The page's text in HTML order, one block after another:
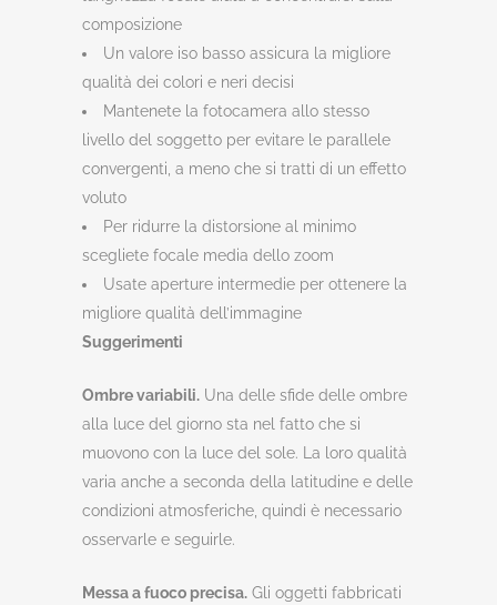
composizione
Un valore iso basso assicura la migliore
qualità dei colori e neri decisi
Mantenete la fotocamera allo stesso
livello del soggetto per evitare le parallele
convergenti, a meno che si tratti di un effetto
voluto
Per ridurre la distorsione al minimo
scegliete focale media dello zoom
Usate aperture intermedie per ottenere la
migliore qualità dell’immagine
Suggerimenti
Ombre variabili. Una delle sfide delle ombre
alla luce del giorno sta nel fatto che si
muovono con la luce del sole. La loro qualità
varia anche a seconda della latitudine e delle
condizioni atmosferiche, quindi è necessario
osservarle e seguirle.
Messa a fuoco precisa. Gli oggetti fabbricati